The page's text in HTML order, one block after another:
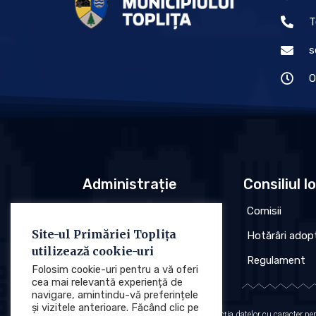
Administrație
Organigrama
Consiliul
Comisii
Hotărâri
Regulament
Site-ul Primăriei Toplița
utilizează cookie-uri
Folosim cookie-uri pentru a vă oferi
cea mai relevantă experiență de
navigare, amintindu-vă preferințele
și vizitele anterioare. Făcând clic pe